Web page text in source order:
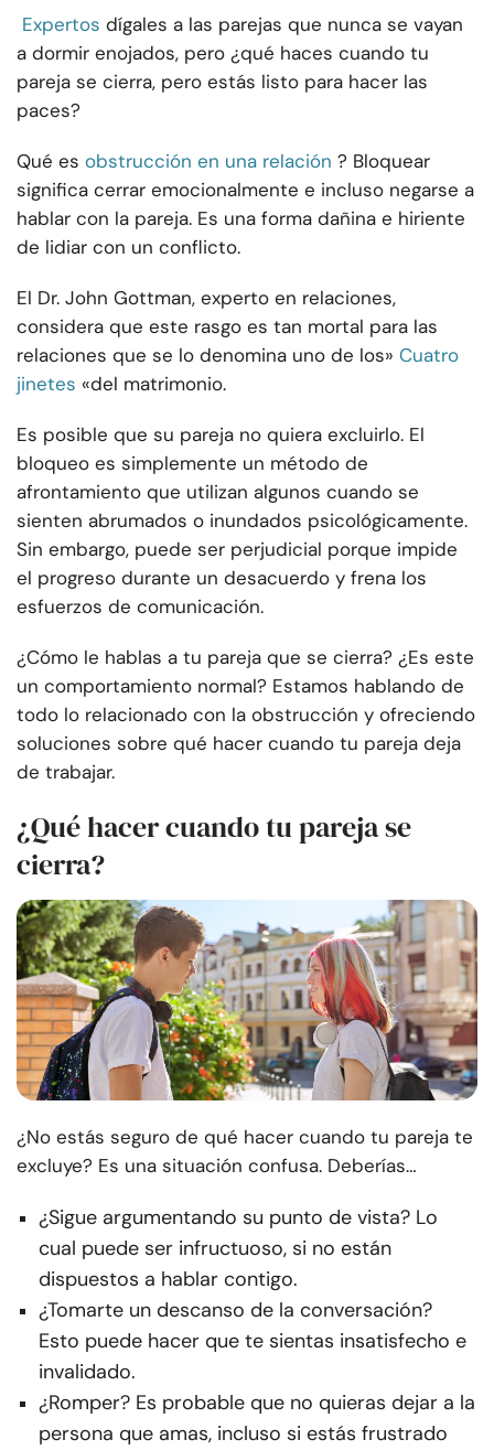
Expertos dígales a las parejas que nunca se vayan
a dormir enojados, pero ¿qué haces cuando tu
pareja se cierra, pero estás listo para hacer las
paces?
Qué es obstrucción en una relación ? Bloquear
significa cerrar emocionalmente e incluso negarse a
hablar con la pareja. Es una forma dañina e hiriente
de lidiar con un conflicto.
El Dr. John Gottman, experto en relaciones,
considera que este rasgo es tan mortal para las
relaciones que se lo denomina uno de los» Cuatro
jinetes «del matrimonio.
Es posible que su pareja no quiera excluirlo. El
bloqueo es simplemente un método de
afrontamiento que utilizan algunos cuando se
sienten abrumados o inundados psicológicamente.
Sin embargo, puede ser perjudicial porque impide
el progreso durante un desacuerdo y frena los
esfuerzos de comunicación.
¿Cómo le hablas a tu pareja que se cierra? ¿Es este
un comportamiento normal? Estamos hablando de
todo lo relacionado con la obstrucción y ofreciendo
soluciones sobre qué hacer cuando tu pareja deja
de trabajar.
¿Qué hacer cuando tu pareja se
cierra?
¿No estás seguro de qué hacer cuando tu pareja te
excluye? Es una situación confusa. Deberías…
¿Sigue argumentando su punto de vista? Lo
cual puede ser infructuoso, si no están
dispuestos a hablar contigo.
¿Tomarte un descanso de la conversación?
Esto puede hacer que te sientas insatisfecho e
invalidado.
¿Romper? Es probable que no quieras dejar a la
persona que amas, incluso si estás frustrado